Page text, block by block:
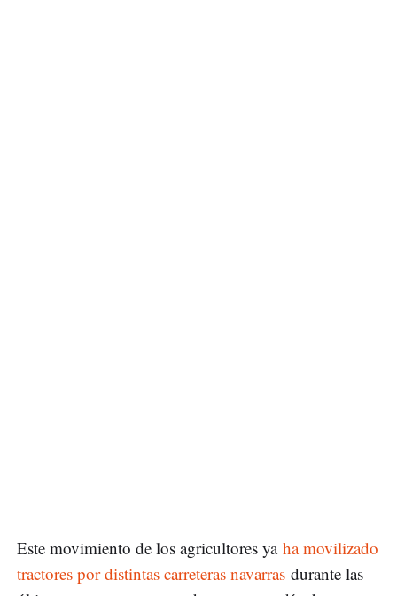
Este movimiento de los agricultores ya ha movilizado
tractores por distintas carreteras navarras durante las